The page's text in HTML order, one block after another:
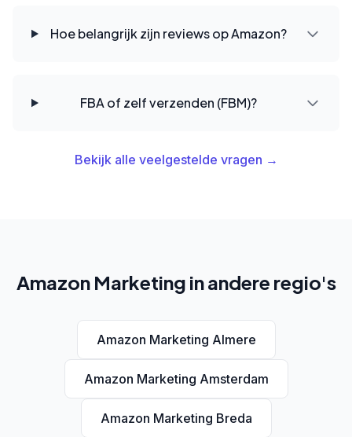
Hoe belangrijk zijn reviews op Amazon?
FBA of zelf verzenden (FBM)?
Bekijk alle veelgestelde vragen →
Amazon Marketing in andere regio's
Amazon Marketing Almere
Amazon Marketing Amsterdam
Amazon Marketing Breda